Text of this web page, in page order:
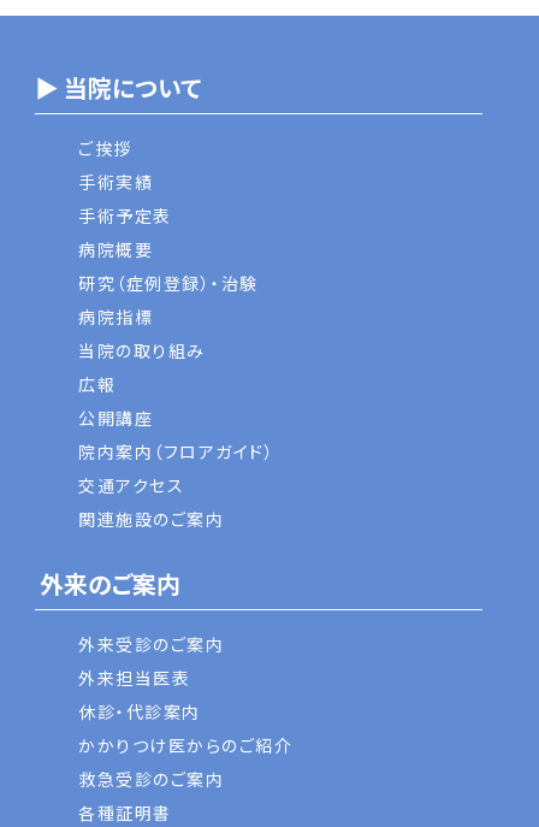
▶ 当院について
ご挨拶
手術実績
手術予定表
病院概要
研究（症例登録）・治験
病院指標
当院の取り組み
広報
公開講座
院内案内（フロアガイド）
交通アクセス
関連施設のご案内
外来のご案内
外来受診のご案内
外来担当医表
休診・代診案内
かかりつけ医からのご紹介
救急受診のご案内
各種証明書